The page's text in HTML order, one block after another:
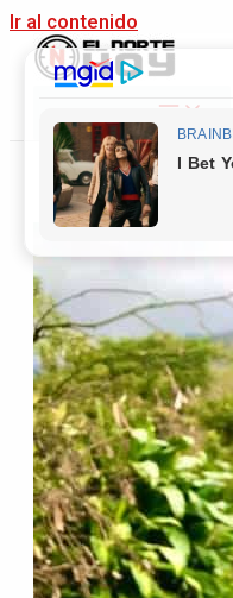
Ir al contenido
Main Menu